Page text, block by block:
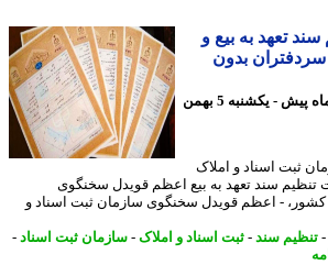
به بیع و
بدون
6 ماه پیش - یکشنبه 5 بهمن
اسناد و املاک
سند تعهد به بیع اعظم قویدل سخنگوی
- اعظم قویدل سخنگوی سازمان ثبت اسناد و
سند -ثبت اسناد و املاک-سازمان ثبت اسناد-